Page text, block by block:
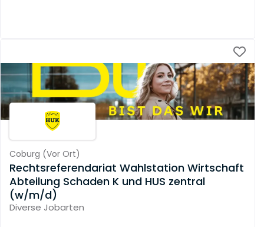
Coburg (Vor Ort)
Rechtsreferendariat Wahlstation Wirtschaft
Abteilung Schaden K und HUS zentral
(w/m/d)
Diverse Jobarten